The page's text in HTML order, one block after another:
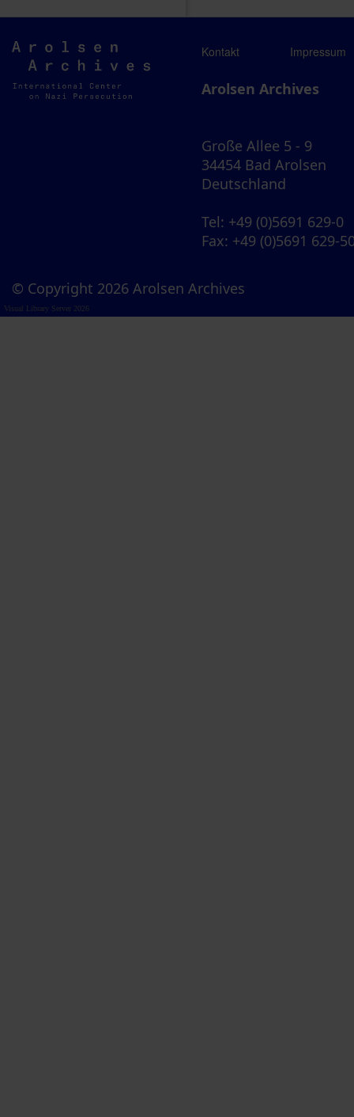
Arolsen
Archives
Kontakt Impressum
Arolsen Archives
Große Allee 5 - 9
34454 Bad Arolsen
Deutschland
Tel: +49 (0)5691 629-0
Fax: +49 (0)5691 629-
© Copyright 2026 Arolsen Archives
Visual Library Server 2026